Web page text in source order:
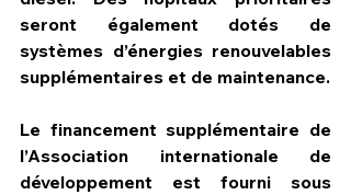
seront également dotés de
systèmes d’énergies renouvelables
supplémentaires et de maintenance.
Le financement supplémentaire de
l’Association internationale de
développement est fourni sous